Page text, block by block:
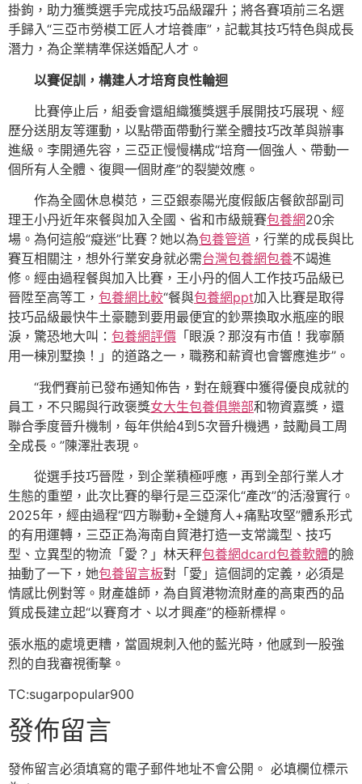
掛鉤，助力獲獎選手完成技巧品級躍升；將各賽項前三名選
手歸入“三亞市勞模工匠人才培養庫”，記載其技巧特色與成長
潛力，為企業精準保送婚配人才。
以賽促訓，構建人才培育良性輪迴
比賽停止后，組委會還組織獲獎選手展開技巧展現、經
歷分送朋友等運動，以點帶面帶動行業全體技巧改革與辦事
進級。李開通先容，三亞正慢慢構成“培育一個強人、帶動一
個所有人全體、復興一個財產”的裂變效應。
作為全國休息模范，三亞銀泰陽光度假飯店餐飲部副司
理王小丹近年來餐與加入全國、省和市級競賽包養網20余
場。為何這般“癡迷”比賽？她以為包養管道 ，行業的成長與比
賽互相關注，想外行業安身就必需台灣包養網包養不竭進
修。經由過程餐與加入比賽，王小丹的個人工作技巧品級已
晉陞至高等工， 包養網比較“餐與包養網ppt加入比賽是取得
技巧品級最快牛土豪聽到要用最便宜的鈔票換取水瓶座的眼
淚，驚恐地大叫： 包養網評價 「眼淚？那沒有市值！我寧願
用一棟別墅換！」的道路之一，職務和薪資也會響應進步”。
“我們賽前已發布通知佈告，對在競賽中獲得優良成就的
員工，不只賜與行政褒獎女大生包養俱樂部和物資嘉獎，還
聯合季度晉升機制，每年供給4到5次晉升機遇，鼓勵員工周
全成長。”陳澤壯表現。
從選手技巧晉陞，到企業積極呼應，再到全部行業人才
生態的重塑，此次比賽的舉行是三亞深化“產改”的活潑實行。
2025年，經由過程“四方聯動+全鏈育人+痛點攻堅”體系形式
的有用運轉，三亞正為海南自貿港打造一支常識型、技巧
型、立異型的物流「愛？」林天秤包養網dcard包養軟體的臉
抽動了一下，她包養留言板對「愛」這個詞的定義，必須是
情感比例對等。財產雄師，為自貿港物流財產的高東西的品
質成長建立起“以賽育才、以才興產”的極新標桿。
張水瓶的處境更糟，當圓規刺入他的藍光時，他感到一股強
烈的自我審視衝擊。
TC:sugarpopular900
發佈留言
發佈留言必須填寫的電子郵件地址不會公開。 必填欄位標示